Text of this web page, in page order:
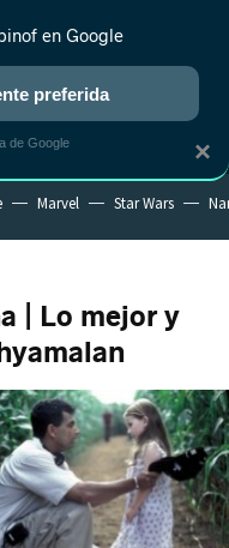
NUEVO
RANKINGS CINE
Marvel Star Wars
| Lo mejor y
×
en Google
preferida
de Google